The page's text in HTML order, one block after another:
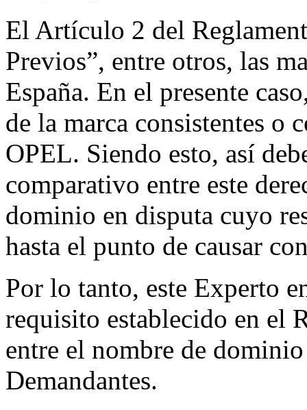
El Artículo 2 del
Previos”, entre otros, las
España. En el presente
de la marca consistentes o
OPEL. Siendo esto, así
comparativo entre este
dominio en disputa cuyo
hasta el punto de causar
Por lo tanto, este Experto
requisito establecido en el
entre el nombre de
Demandantes.